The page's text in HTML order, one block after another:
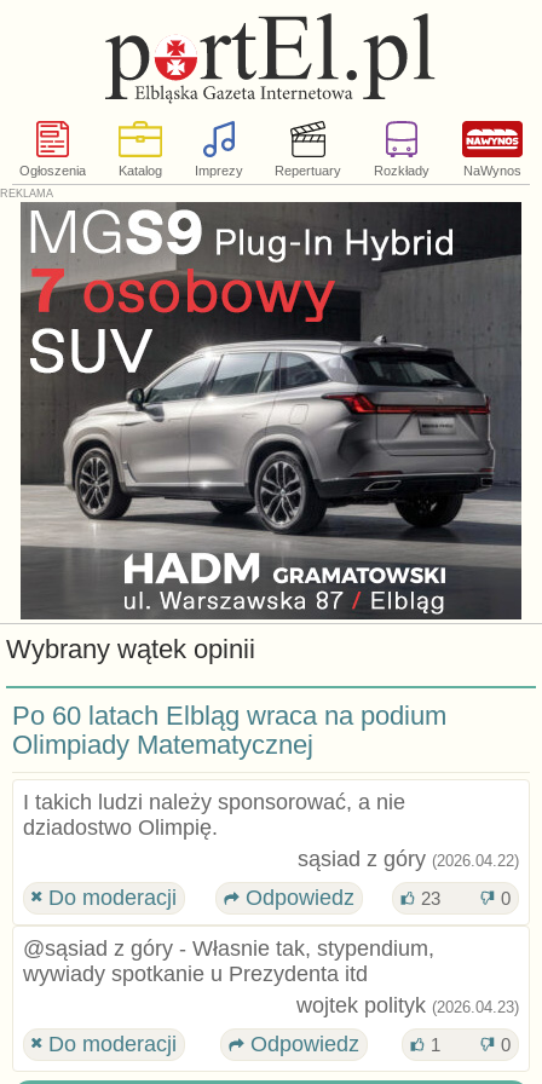
Ogłoszenia Katalog Imprezy Repertuary Rozkłady NaWynos
Wybrany wątek opinii
Po 60 latach Elbląg wraca na podium
Olimpiady Matematycznej
I takich ludzi należy sponsorować, a nie
dziadostwo Olimpię.
sąsiad z góry (2026.04.22)
Do moderacji Odpowiedz 23 0
@sąsiad z góry - Własnie tak, stypendium,
wywiady spotkanie u Prezydenta itd
wojtek polityk (2026.04.23)
Do moderacji Odpowiedz 1 0